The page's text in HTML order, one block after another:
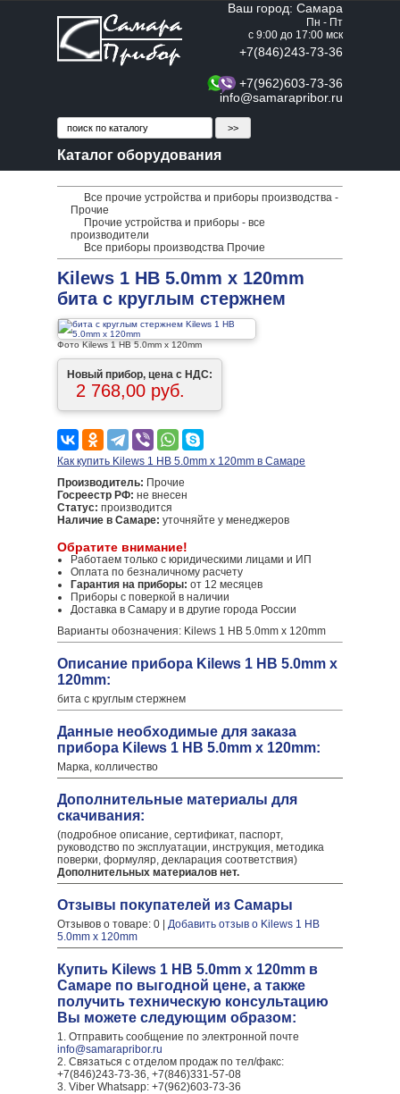
Ваш город: Самара
Пн - Пт
с 9:00 до 17:00 мск
+7(846)243-73-36
+7(962)603-73-36
info@samarapribor.ru
Каталог оборудования
Все прочие устройства и приборы производства -
Прочие
Прочие устройства и приборы - все
производители
Все приборы производства Прочие
Kilews 1 HB 5.0mm x 120mm
бита с круглым стержнем
Фото Kilews 1 HB 5.0mm x 120mm
Новый прибор, цена с НДС:
2 768,00 руб.
Как купить Kilews 1 HB 5.0mm x 120mm в Самаре
Производитель: Прочие
Госреестр РФ: не внесен
Статус: производится
Наличие в Самаре: уточняйте у менеджеров
Обратите внимание!
Работаем только с юридическими лицами и ИП
Оплата по безналичному расчету
Гарантия на приборы: от 12 месяцев
Приборы с поверкой в наличии
Доставка в Самару и в другие города России
Варианты обозначения: Kilews 1 HB 5.0mm x 120mm
Описание прибора Kilews 1 HB 5.0mm x
120mm:
бита с круглым стержнем
Данные необходимые для заказа
прибора Kilews 1 HB 5.0mm x 120mm:
Марка, колличество
Дополнительные материалы для
скачивания:
(подробное описание, сертификат, паспорт,
руководство по эксплуатации, инструкция, методика
поверки, формуляр, декларация соответствия)
Дополнительных материалов нет.
Отзывы покупателей из Самары
Отзывов о товаре: 0 | Добавить отзыв о Kilews 1 HB
5.0mm x 120mm
Купить Kilews 1 HB 5.0mm x 120mm в
Самаре по выгодной цене, а также
получить техническую консультацию
Вы можете следующим образом:
1. Отправить сообщение по электронной почте
info@samarapribor.ru
2. Связаться с отделом продаж по тел/факс:
+7(846)243-73-36, +7(846)331-57-08
3. Viber Whatsapp: +7(962)603-73-36